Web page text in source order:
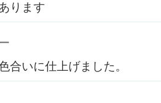
ります
合いに仕上げました。